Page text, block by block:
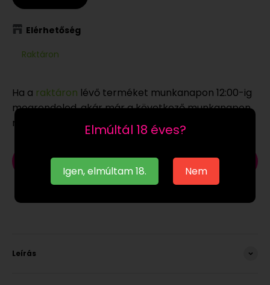
Elmúltál 18 éves?
Igen, elmúltam 18. Nem
Elérhetőség
Raktáron
Ha a raktáron lévő terméket munkanapon 12:00-ig
megrendeled, akár már a következő munkanapon
megkaphatod.
Kosárba
Leírás